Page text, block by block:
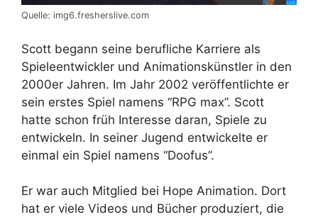
Quelle: img6.fresherslive.com
Scott begann seine berufliche Karriere als
Spieleentwickler und Animationskünstler in den
2000er Jahren. Im Jahr 2002 veröffentlichte er
sein erstes Spiel namens “RPG max”. Scott
hatte schon früh Interesse daran, Spiele zu
entwickeln. In seiner Jugend entwickelte er
einmal ein Spiel namens “Doofus”.
Er war auch Mitglied bei Hope Animation. Dort
hat er viele Videos und Bücher produziert, die